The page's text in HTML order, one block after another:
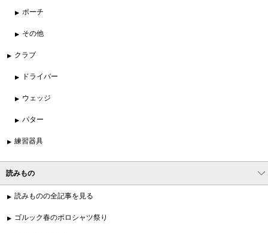
ポーチ
その他
クラブ
ドライバー
ウェッジ
パター
練習器具
読みもの
読みものの全記事を見る
ゴルック春のポロシャツ祭り